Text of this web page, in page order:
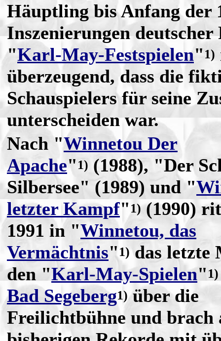
Häuptling bis Anfang der
Inszenierungen
"Karl-May-Festspielen" 1)
überzeugend, dass die
Schauspielers für seine
unterscheiden war.
Nach "Winnetou Der
Apache" 1) (1988), "Der
Silbersee" (1989) und "
letzter Kampf" 1)(1990)
1991 in "Winnetou, das
Vermächtnis"1)das letzte
den "Karl-May-Spielen" 1)
Bad Segeberg1)über die
Freilichtbühne und brach